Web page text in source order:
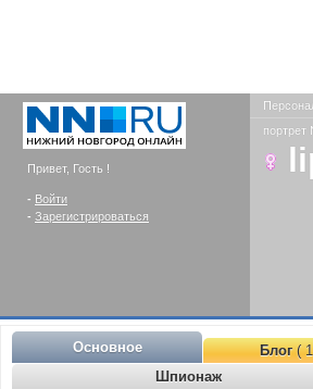
Привет, Гость !
- Войти
- Зарегистрироваться
портрет
Основное Блог(
Шпионаж